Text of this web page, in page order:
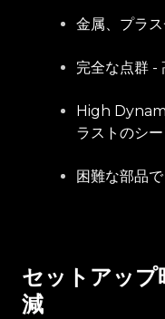
金属、プラ
完全な点群 -
High
ラストのシ
困難な部品
セットアップ
減